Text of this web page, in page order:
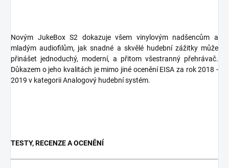
Novým JukeBox S2 dokazuje všem vinylovým nadšencům a
mladým audiofilům, jak snadné a skvělé hudební zážitky může
přinášet jednoduchý, moderní, a přitom všestranný přehrávač.
Důkazem o jeho kvalitách je mimo jiné ocenění EISA za rok 2018 -
2019 v kategorii Analogový hudební systém.
TESTY, RECENZE A OCENĚNÍ